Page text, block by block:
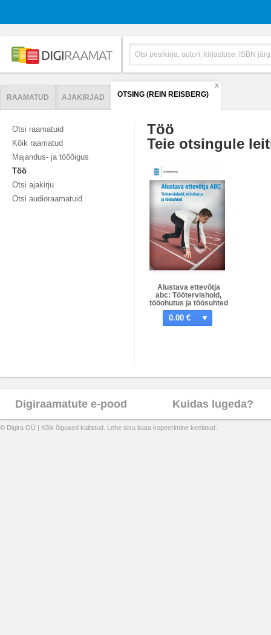
RAAMATUD AJAKIRJAD OTSING (REIN REISBERG)
X
Otsi raamatuid
Kõik raamatud
Majandus- ja tööõigus
Töö
Otsi ajakirju
Otsi audioraamatuid
Töö
Teie otsingule
Alustava ettevõtja
abc: Töötervishoid,
tööohutus ja töösuhted
0.00 €
Digiraamatute e-pood Kuidas lugeda?
© Digira OÜ | Kõik õigused kaitstud. Lehe sisu loata kopeerimine keelatud.